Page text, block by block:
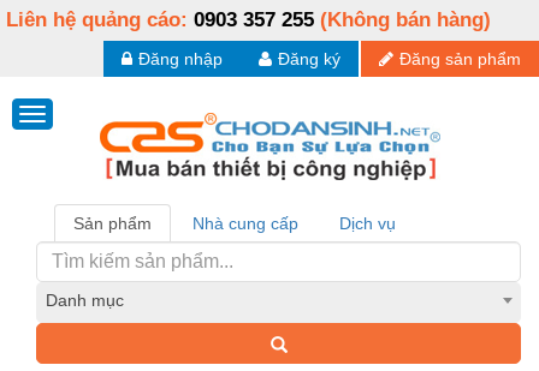
Liên hệ quảng cáo: 0903 357 255 (Không bán hàng)
Đăng sản phẩm
Đăng ký
Đăng nhập
Sản phẩm Nhà cung cấp Dịch vụ
Danh mục